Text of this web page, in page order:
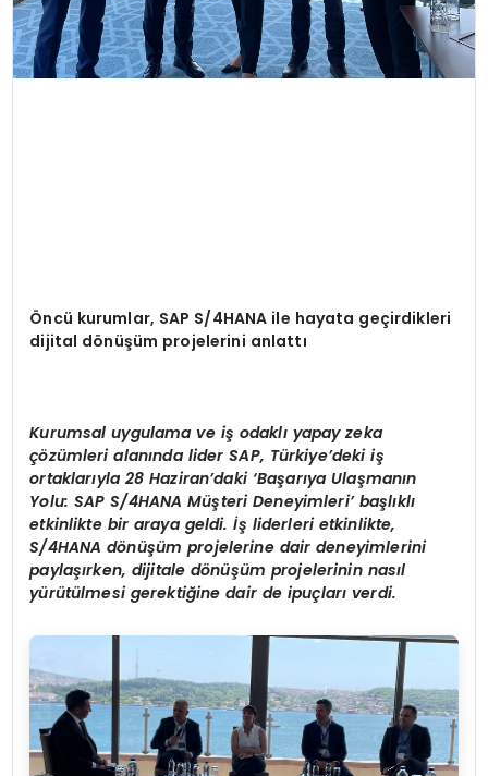
Öncü kurumlar, SAP S/4HANA ile hayata geçirdikleri
dijital dönüşüm projelerini anlattı
Kurumsal uygulama ve iş odaklı yapay zeka
çözümleri alanında lider SAP, Türkiye’deki iş
ortaklarıyla 28 Haziran’daki ‘Başarıya Ulaşmanın
Yolu: SAP S/4HANA Müşteri Deneyimleri’ başlıklı
etkinlikte bir araya geldi. İş liderleri etkinlikte,
S/4HANA dönüşüm projelerine dair deneyimlerini
paylaşırken, dijitale dönüşüm projelerinin nasıl
yürütülmesi gerektiğine dair de ipuçları verdi.